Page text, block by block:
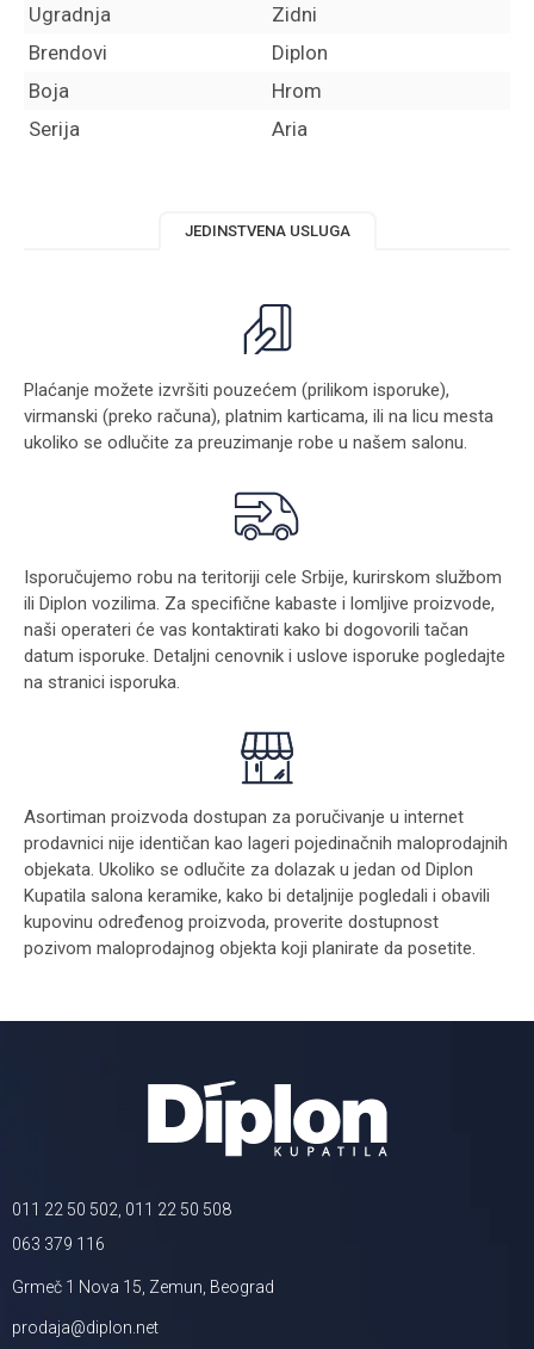
Ugradnja
Zidni
Brendovi
Diplon
Boja
Hrom
Serija
Aria
JEDINSTVENA USLUGA
Plaćanje možete izvršiti pouzećem (prilikom isporuke),
virmanski (preko računa), platnim karticama, ili na licu mesta
ukoliko se odlučite za preuzimanje robe u našem salonu.
Isporučujemo robu na teritoriji cele Srbije, kurirskom službom
ili Diplon vozilima. Za specifične kabaste i lomljive proizvode,
naši operateri će vas kontaktirati kako bi dogovorili tačan
datum isporuke. Detaljni cenovnik i uslove isporuke pogledajte
na stranici isporuka.
Asortiman proizvoda dostupan za poručivanje u internet
prodavnici nije identičan kao lageri pojedinačnih maloprodajnih
objekata. Ukoliko se odlučite za dolazak u jedan od Diplon
Kupatila salona keramike, kako bi detaljnije pogledali i obavili
kupovinu određenog proizvoda, proverite dostupnost
pozivom maloprodajnog objekta koji planirate da posetite.
011 22 50 502, 011 22 50 508
063 379 116
Grmeč 1 Nova 15, Zemun, Beograd
prodaja@diplon.net